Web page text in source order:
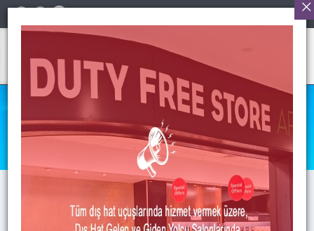
UÇUŞ BİLGİLERİ
İç Hatlar Giden
İç Hatlar Giden